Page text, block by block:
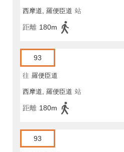
西摩道, 羅便臣道 站
距離 180m
93
往 羅便臣道
西摩道, 羅便臣道 站
距離 180m
93